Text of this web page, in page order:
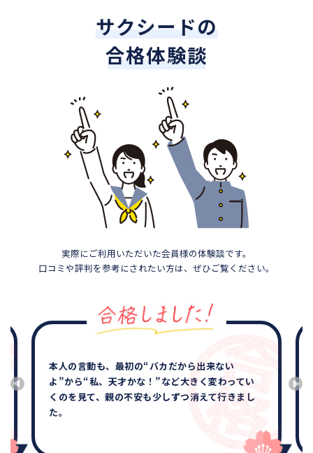
サクシードの
合格体験談
実際にご利用いただいた会員様の体験談です。
口コミや評判を参考にされたい方は、ぜひご覧ください。
本人の言動も、最初の“バカだから出来ない
よ”から“私、天才かな！”など大きく変わってい
くのを見て、親の不安も少しずつ消えて行きまし
た。